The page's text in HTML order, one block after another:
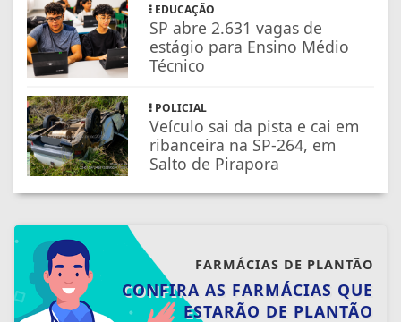
EDUCAÇÃO
SP abre 2.631 vagas de
estágio para Ensino Médio
Técnico
POLICIAL
Veículo sai da pista e cai em
ribanceira na SP-264, em
Salto de Pirapora
FARMÁCIAS DE PLANTÃO
CONFIRA AS FARMÁCIAS QUE
ESTARÃO DE PLANTÃO